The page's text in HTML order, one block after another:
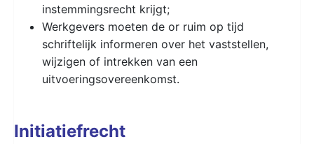
instemmingsrecht krijgt;
Werkgevers moeten de or ruim op tijd
schriftelijk informeren over het vaststellen,
wijzigen of intrekken van een
uitvoeringsovereenkomst.
Initiatiefrecht